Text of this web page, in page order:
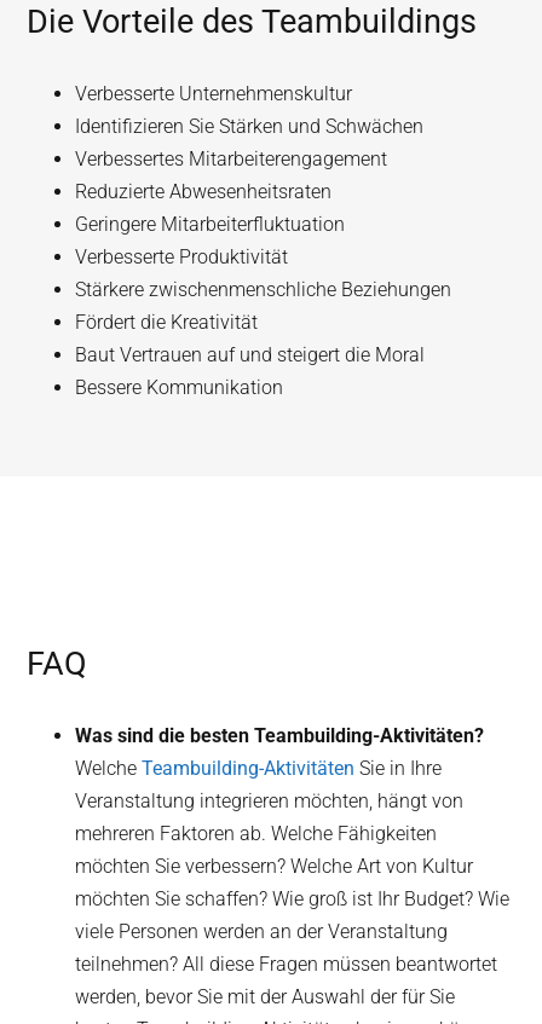
Die Vorteile des Teambuildings
Verbesserte Unternehmenskultur
Identifizieren Sie Stärken und Schwächen
Verbessertes Mitarbeiterengagement
Reduzierte Abwesenheitsraten
Geringere Mitarbeiterfluktuation
Verbesserte Produktivität
Stärkere zwischenmenschliche Beziehungen
Fördert die Kreativität
Baut Vertrauen auf und steigert die Moral
Bessere Kommunikation
FAQ
Was sind die besten Teambuilding-Aktivitäten?
WelcheTeambuilding-Aktivitäten Sie in Ihre
Veranstaltung integrieren möchten, hängt von
mehreren Faktoren ab. Welche Fähigkeiten
möchten Sie verbessern? Welche Art von Kultur
möchten Sie schaffen? Wie groß ist Ihr Budget? Wie
viele Personen werden an der Veranstaltung
teilnehmen? All diese Fragen müssen beantwortet
werden, bevor Sie mit der Auswahl der für Sie